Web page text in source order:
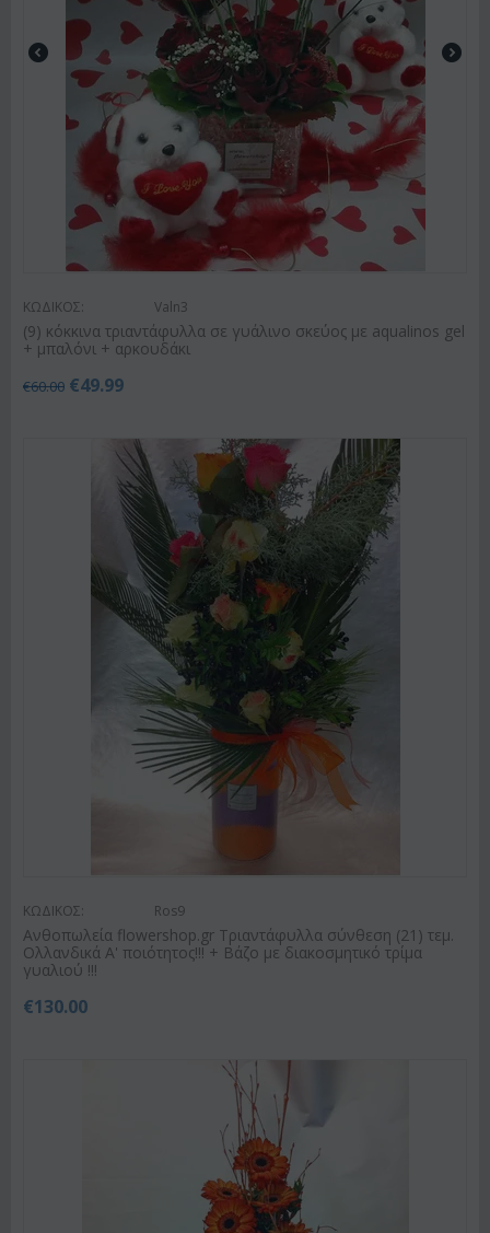
ΚΩΔΙΚΟΣ: Valn3
(9) κόκκινα τριαντάφυλλα σε γυάλινο σκεύος με aqualinos gel
+ μπαλόνι + αρκουδάκι
€60.00 €49.99
ΚΩΔΙΚΟΣ: Ros9
Ανθοπωλεία flowershop.gr Τριαντάφυλλα σύνθεση (21) τεμ.
Ολλανδικά Α' ποιότητος!!! + Βάζο με διακοσμητικό τρίμα
γυαλιού !!!
€130.00